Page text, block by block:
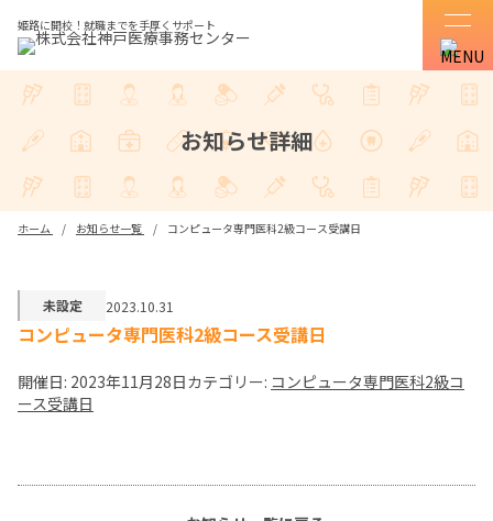
姫路に開校！就職までを手厚くサポート
お知らせ詳細
ホーム お知らせ一覧 コンピュータ専門医科2級コース受講日
未設定 2023.10.31
コンピュータ専門医科2級コース受講日
開催日: 2023年11月28日カテゴリー: コンピュータ専門医科2級コ
ース受講日